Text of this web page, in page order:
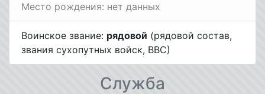
Место рождения: нет данных
Воинское звание: рядовой (рядовой состав,
звания сухопутных войск, ВВС)
Служба